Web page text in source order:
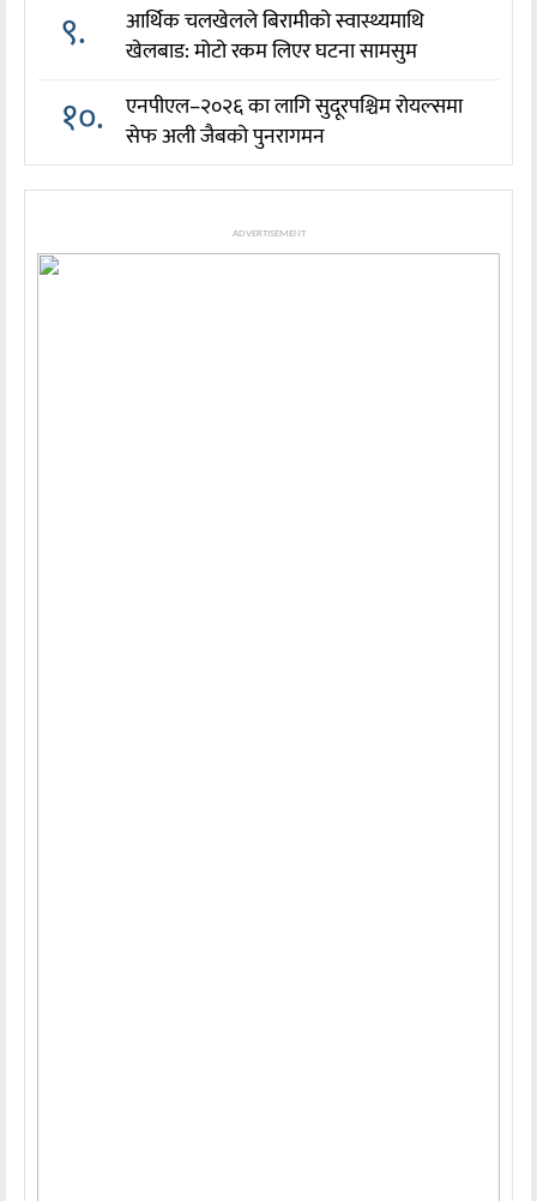
९.
आर्थिक चलखेलले बिरामीको स्वास्थ्यमाथि
खेलबाड: मोटो रकम लिएर घटना सामसुम
१०.
एनपीएल–२०२६ का लागि सुदूरपश्चिम रोयल्समा
सेफ अली जैबको पुनरागमन
ADVERTISEMENT